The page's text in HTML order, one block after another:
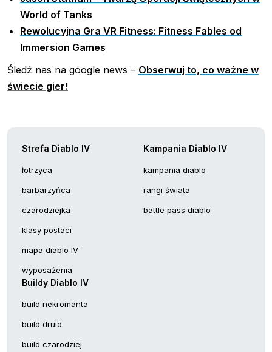
World of Tanks
Rewolucyjna Gra VR Fitness: Fitness Fables od
Immersion Games
Śledź nas na google news – Obserwuj to, co ważne w
świecie gier!
Strefa Diablo IV
łotrzyca
barbarzyńca
czarodziejka
klasy postaci
mapa diablo IV
wyposażenia
Kampania Diablo IV
kampania diablo
rangi świata
battle pass diablo
Buildy Diablo IV
build nekromanta
build druid
build czarodziej